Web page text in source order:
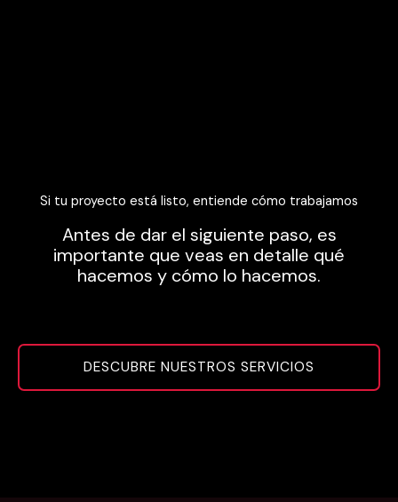
Si tu proyecto está listo, entiende cómo trabajamos
Antes de dar el siguiente paso, es
importante que veas en detalle qué
hacemos y cómo lo hacemos.
DESCUBRE NUESTROS SERVICIOS